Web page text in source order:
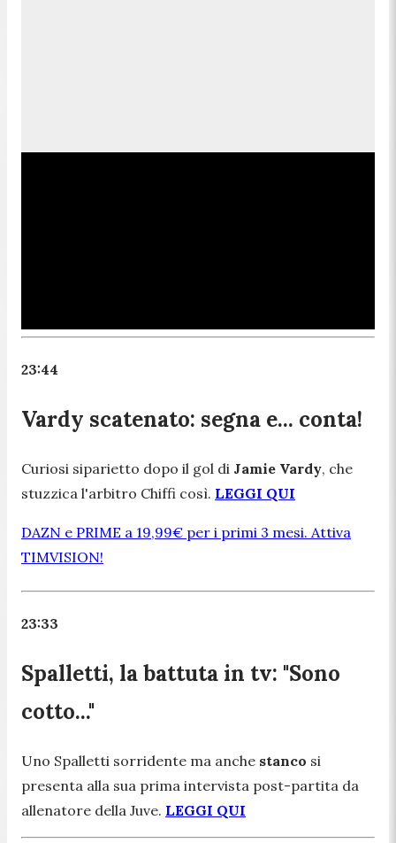
23:44
Vardy scatenato: segna e... conta!
Curiosi siparietto dopo il gol di Jamie Vardy, che
stuzzica l'arbitro Chiffi così. LEGGI QUI
DAZN e PRIME a 19,99€ per i primi 3 mesi. Attiva
TIMVISION!
23:33
Spalletti, la battuta in tv: "Sono
cotto..."
Uno Spalletti sorridente ma anche stanco si
presenta alla sua prima intervista post-partita da
allenatore della Juve. LEGGI QUI